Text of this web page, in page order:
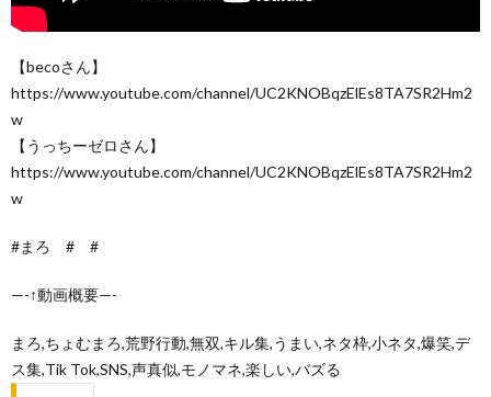
【becoさん】
https://www.youtube.com/channel/UC2KNOBqzElEs8TA7SR2Hm2
w
【うっちーゼロさん】
https://www.youtube.com/channel/UC2KNOBqzElEs8TA7SR2Hm2
w
#まろ # #
—-↑動画概要—-
まろ,ちょむまろ,荒野行動,無双,キル集,うまい,ネタ枠,小ネタ,爆笑,デ
ス集,Tik Tok,SNS,声真似,モノマネ,楽しい,バズる